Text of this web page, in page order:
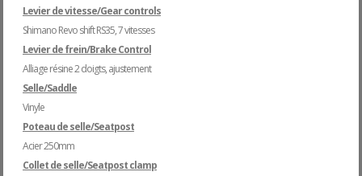
Levier de vitesse/Gear controls
Shimano Revo shift RS35, 7 vitesses
Levier de frein/Brake Control
Alliage résine 2 doigts, ajustement
Selle/Saddle
Vinyle
Poteau de selle/Seatpost
Acier 250mm
Collet de selle/Seatpost clamp